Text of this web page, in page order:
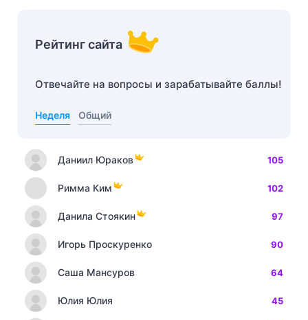
Рейтинг сайта
Отвечайте на вопросы и зарабатывайте баллы!
Неделя Общий
Даниил Юраков 105
Римма Ким 102
Данила Стоякин 97
Игорь Проскуренко 90
Саша Мансуров 64
Юлия Юлия 45